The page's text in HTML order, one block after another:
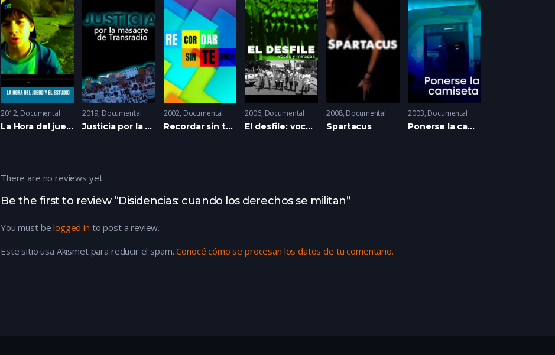
2012 Documental
La Hora del juego y del estudio
2019 Documental
Justicia por la Masacre de Transradio
2002 Documental
Recordar sin temor
2006 Documental
El desfile: voces y miradas
2008 Documental
Spartacus
2003 Documental
Ponerse la camiseta
Be the first to review “Disidencias: cuando los derechos se militan”
You must belogged in to post a review.
Este sitio usa Akismet para reducir el spam.Conocé cómo se procesan los datos de tu comentario.
There are no reviews yet.